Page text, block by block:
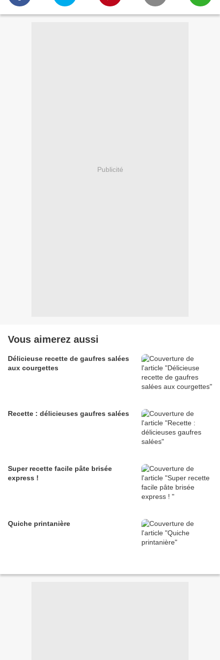
Publicité
Vous aimerez aussi
Délicieuse recette de gaufres salées
aux courgettes
Recette : délicieuses gaufres salées
Super recette facile pâte brisée
express !
Quiche printanière